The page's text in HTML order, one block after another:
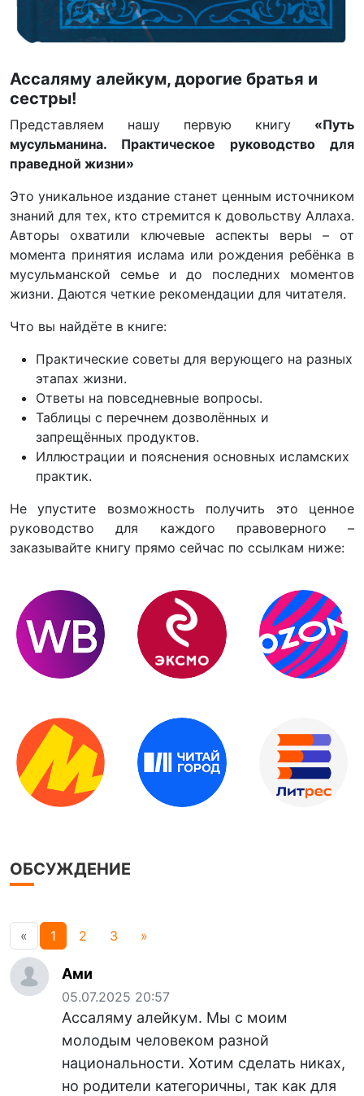
Ассаляму алейкум, дорогие братья и
сестры!
Представляем нашу первую книгу «Путь
мусульманина. Практическое руководство для
праведной жизни»
Это уникальное издание станет ценным источником
знаний для тех, кто стремится к довольству Аллаха.
Авторы охватили ключевые аспекты веры – от
момента принятия ислама или рождения ребёнка в
мусульманской семье и до последних моментов
жизни. Даются четкие рекомендации для читателя.
Что вы найдёте в книге:
Практические советы для верующего на разных
этапах жизни.
Ответы на повседневные вопросы.
Таблицы с перечнем дозволённых и
запрещённых продуктов.
Иллюстрации и пояснения основных исламских
практик.
Не упустите возможность получить это ценное
руководство для каждого правоверного –
заказывайте книгу прямо сейчас по ссылкам ниже:
ОБСУЖДЕНИЕ
« 1 2 3 »
Ами
05.07.2025 20:57
Ассаляму алейкум. Мы с моим
молодым человеком разной
национальности. Хотим сделать никах,
но родители категоричны, так как для